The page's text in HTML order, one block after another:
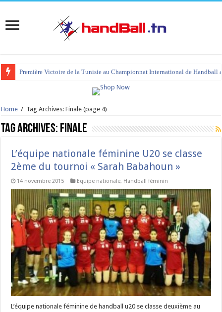
Première Victoire de la Tunisie au Championnat International de Handball
Home / Tag Archives: Finale (page 4)
Tag Archives: Finale
L’équipe nationale féminine U20 se classe
2ème du tournoi « Sarah Babahoun »
14 novembre 2015 Equipe nationale, Handball féminin
L’équipe nationale féminine de handball u20 se classe deuxième au